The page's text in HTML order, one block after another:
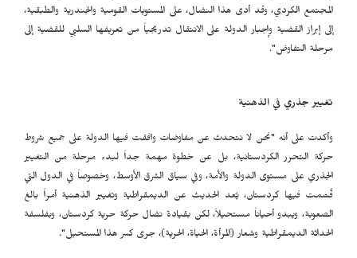
المجتمع الكردي، وقد أدى هذا النضال، على المستويات القومية والجندرية والطبقية،
إلى إبراز القضية وإجبار الدولة على الانتقال تدريجياً من تعريفها السلبي للقضية إلى
مرحلة التفاوض".
تغيير جذري في الذهنية
وأكدت على أنه "نحن لا نتحدث عن مفاوضات وافقت فيها الدولة على جميع شروط
حركة التحرر الكردستانية، بل عن خطوة مهمة جداً لبدء مرحلة من التغيير
الجذري على مستوى الدولة والأمة، وفي سياق الشرق الأوسط، وخصوصاً في الدول التي
قُسّمت فيها كردستان، يُعد الحديث عن الديمقراطية وتغيير الذهنية أمراً بالغ
الصعوبة، ويبدو أحياناً مستحيلاً، لكن بقيادة نضال حركة حرية كردستان، وبفلسفة
الحداثة الديمقراطية وشعار (المرأة، الحياة، الحرية)، جرى كسر هذا المستحيل".